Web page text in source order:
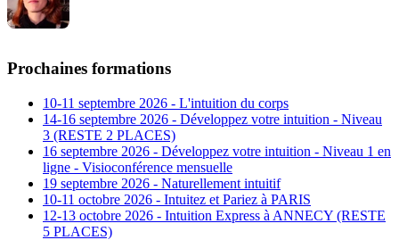
Prochaines formations
10-11 septembre 2026 - L'intuition du corps
14-16 septembre 2026 - Développez votre intuition - Niveau
3 (RESTE 2 PLACES)
16 septembre 2026 - Développez votre intuition - Niveau 1 en
ligne - Visioconférence mensuelle
19 septembre 2026 - Naturellement intuitif
10-11 octobre 2026 - Intuitez et Pariez à PARIS
12-13 octobre 2026 - Intuition Express à ANNECY (RESTE
5 PLACES)